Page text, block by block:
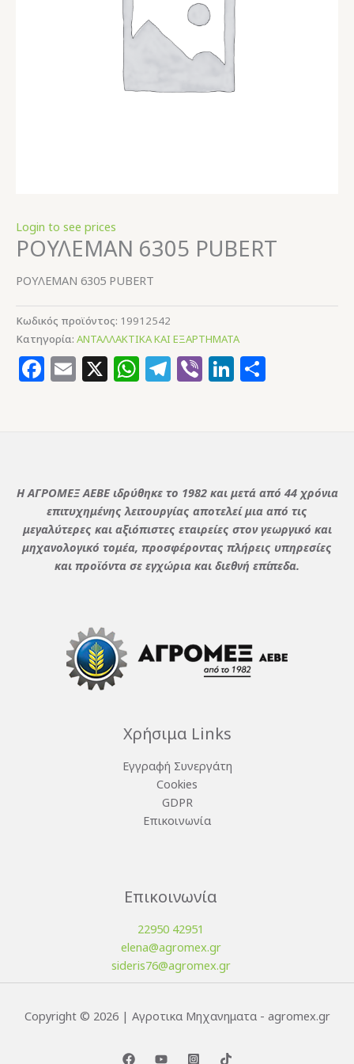
Login to see prices
ΡΟΥΛΕΜΑΝ 6305 PUBERT
ΡΟΥΛΕΜΑΝ 6305 PUBERT
Κωδικός προϊόντος: 19912542
Κατηγορία: ΑΝΤΑΛΛΑΚΤΙΚΑ ΚΑΙ ΕΞΑΡΤΗΜΑΤΑ
Facebook
Email
X WhatsApp
Telegram
ViberLinkedIn
Η ΑΓΡΟΜΕΞ ΑΕΒΕ ιδρύθηκε το 1982 και μετά από 44 χρόνια
επιτυχημένης λειτουργίας αποτελεί μια από τις
μεγαλύτερες και αξιόπιστες εταιρείες στον γεωργικό και
μηχανολογικό τομέα, προσφέροντας πλήρεις υπηρεσίες
και προϊόντα σε εγχώρια και διεθνή επίπεδα.
Χρήσιμα Links
Εγγραφή Συνεργάτη
Cookies
GDPR
Επικοινωνία
Επικοινωνία
22950 42951
elena@agromex.gr
sideris76@agromex.gr
Copyright © 2026 | Αγροτικα Μηχανηματα - agromex.gr